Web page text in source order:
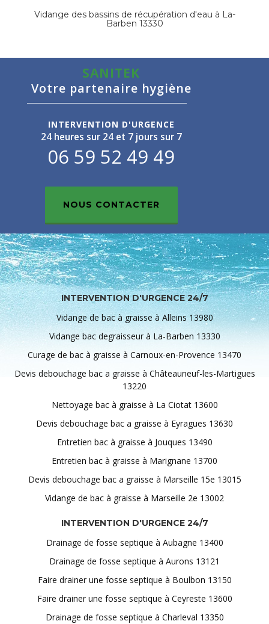
Vidange des bassins de récupération d'eau à La-
Barben 13330
SANITEK
Votre partenaire hygiène
INTERVENTION D'URGENCE
24 heures sur 24 et 7 jours sur 7
06 59 52 49 49
NOUS CONTACTER
INTERVENTION D'URGENCE 24/7
Vidange de bac à graisse à Alleins 13980
Vidange bac degraisseur à La-Barben 13330
Curage de bac à graisse à Carnoux-en-Provence 13470
Devis debouchage bac a graisse à Châteauneuf-les-Martigues
13220
Nettoyage bac à graisse à La Ciotat 13600
Devis debouchage bac a graisse à Eyragues 13630
Entretien bac à graisse à Jouques 13490
Entretien bac à graisse à Marignane 13700
Devis debouchage bac a graisse à Marseille 15e 13015
Vidange de bac à graisse à Marseille 2e 13002
INTERVENTION D'URGENCE 24/7
Drainage de fosse septique à Aubagne 13400
Drainage de fosse septique à Aurons 13121
Faire drainer une fosse septique à Boulbon 13150
Faire drainer une fosse septique à Ceyreste 13600
Drainage de fosse septique à Charleval 13350